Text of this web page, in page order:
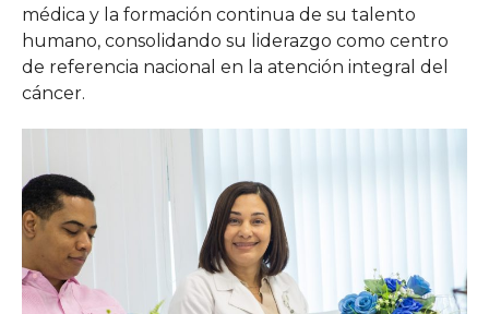
médica y la formación continua de su talento
humano, consolidando su liderazgo como centro
de referencia nacional en la atención integral del
cáncer.